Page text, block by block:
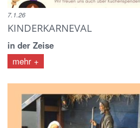
KINDERKARNEVAL
7.1.26
in der Zeise
mehr